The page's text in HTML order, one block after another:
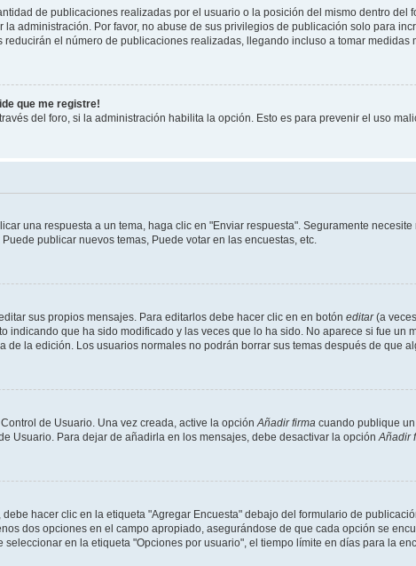
de publicaciones realizadas por el usuario o la posición del mismo dentro del
administración. Por favor, no abuse de sus privilegios de publicación solo para
el número de publicaciones realizadas, llegando incluso a tomar medidas
que me registre!
del foro, si la administración habilita la opción. Esto es para prevenir el uso
una respuesta a un tema, haga clic en "Enviar respuesta". Seguramente
publicar nuevos temas, Puede votar en las encuestas, etc.
sus propios mensajes. Para editarlos debe hacer clic en en botón editar(a
indicando que ha sido modificado y las veces que lo ha sido. No aparece si fue
la edición. Los usuarios normales no podrán borrar sus temas después de que
de Usuario. Una vez creada, active la opciónAñadir firma cuando publique
Usuario. Para dejar de añadirla en los mensajes, debe desactivar la opciónAñadir
hacer clic en la etiqueta "Agregar Encuesta" debajo del formulario de
dos opciones en el campo apropiado, asegurándose de que cada opción se
en la etiqueta "Opciones por usuario", el tiempo límite en días para la